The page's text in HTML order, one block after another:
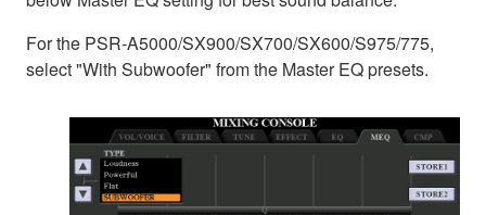
For the PSR-A5000/SX900/SX700/SX600/S975/775,
select "With Subwoofer" from the Master EQ presets.